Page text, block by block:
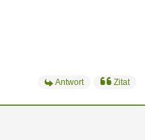
Antwort Zitat